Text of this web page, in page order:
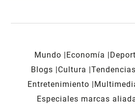
Mundo Economía
Blogs
Cultura Tendencias
Entretenimiento
Especiales marcas